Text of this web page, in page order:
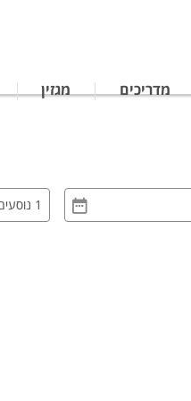
מדריכים
מגזין